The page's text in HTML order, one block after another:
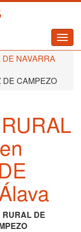
NAVARRA
DE CAMPEZO
DE